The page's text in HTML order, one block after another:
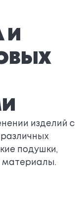
И
изделий с
подушки,
материалы.